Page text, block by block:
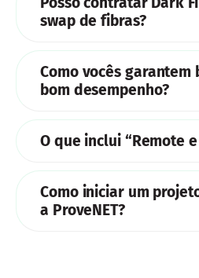
Lourdes – Fortaleza.
contato@provenet.com.br
swap de fibras?
Sim. Oferecemos pares de
possibilidade de swap com
conforme viabilidade de rota.
Como vocês garantem
bom desempenho?
A presença em todos os
a malha de peering/PNI
latência e melhor
O que inclui “Remote
Execução local de tarefas
em data centers, do básico
relatório e suporte remoto
Como iniciar um
a ProveNET?